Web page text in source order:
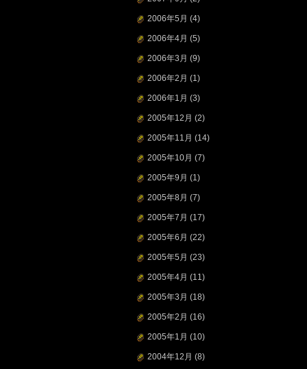
2006年5月 (4)
2006年4月 (5)
2006年3月 (9)
2006年2月 (1)
2006年1月 (3)
2005年12月 (2)
2005年11月 (14)
2005年10月 (7)
2005年9月 (1)
2005年8月 (7)
2005年7月 (17)
2005年6月 (22)
2005年5月 (23)
2005年4月 (11)
2005年3月 (18)
2005年2月 (16)
2005年1月 (10)
2004年12月 (8)